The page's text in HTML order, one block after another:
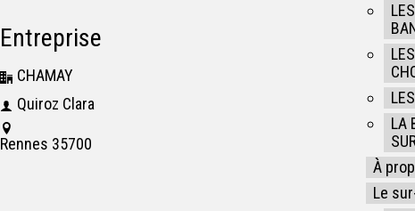
Entreprise
CHAMAY
Quiroz Clara
Rennes 35700
LES
LA
À
Le